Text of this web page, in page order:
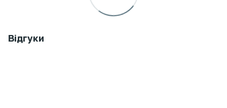
Відгуки